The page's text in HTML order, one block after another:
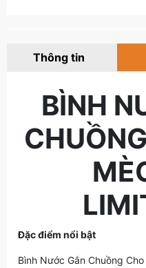
Thông tin
BÌNH
Đặc điểm nổi bật
Bình Nước Gắn Chuồng